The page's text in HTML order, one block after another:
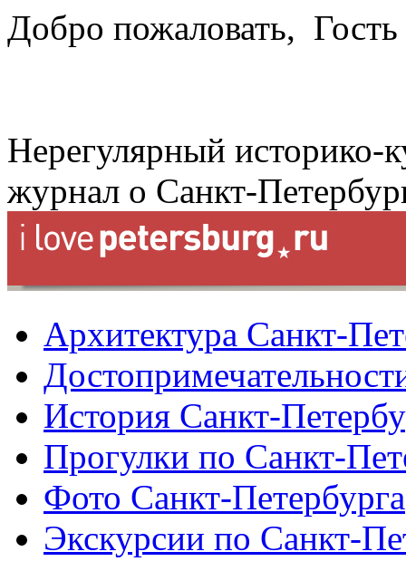
Добро пожаловать, Гость
Нерегулярный историко-
журнал о Санкт-
Архитектура Санкт-
История Санкт-
Прогулки по Санкт-
Фото Санкт-Петербурга
Экскурсии по Санкт-